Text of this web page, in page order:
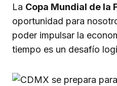
La Copa Mundial de la
oportunidad para
poder impulsar la
tiempo es un desafío